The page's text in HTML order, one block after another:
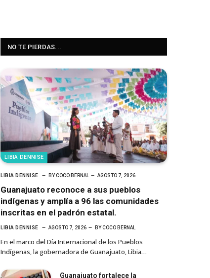
NO TE PIERDAS...
LIBIA DENNISE
LIBIA DENNISE BY COCO BERNAL AGOSTO 7, 2026
Guanajuato reconoce a sus pueblos
indígenas y amplía a 96 las comunidades
inscritas en el padrón estatal.
LIBIA DENNISE AGOSTO 7, 2026 BY COCO BERNAL
En el marco del Día Internacional de los Pueblos
Indígenas, la gobernadora de Guanajuato, Libia…
Guanajuato fortalece la